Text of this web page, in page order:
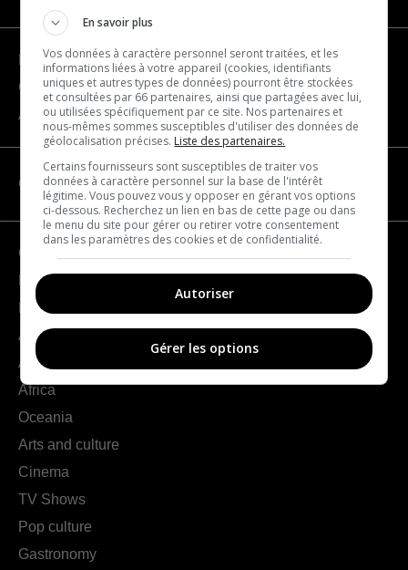
Become a partner
Contact us
About us
CATEGORIES
Geography
France
Europe
Americas
Asia
Africa
Oceania
Arts and culture
Cinema
TV Shows
Pop culture
Gastronomy
En savoir plus
Vos données à caractère personnel seront traitées, et les
informations liées à votre appareil (cookies, identifiants
uniques et autres types de données) pourront être stockées
et consultées par 66 partenaires, ainsi que partagées avec lui,
ou utilisées spécifiquement par ce site. Nos partenaires et
nous-mêmes sommes susceptibles d'utiliser des données de
géolocalisation précises. Liste des partenaires.
Certains fournisseurs sont susceptibles de traiter vos
données à caractère personnel sur la base de l'intérêt
légitime. Vous pouvez vous y opposer en gérant vos options
ci-dessous. Recherchez un lien en bas de cette page ou dans
le menu du site pour gérer ou retirer votre consentement
dans les paramètres des cookies et de confidentialité.
Autoriser
Gérer les options